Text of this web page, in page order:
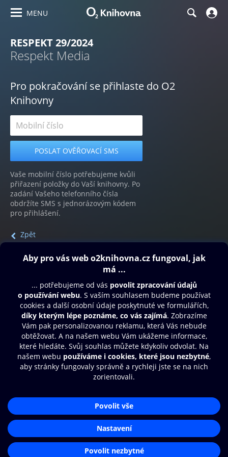
MENU
RESPEKT 29/2024
Respekt Media
Pro pokračování se přihlaste do O2
Knihovny
Vaše mobilní číslo potřebujeme kvůli
přiřazení položky do Vaší knihovny. Po
zadání Vašeho telefonního čísla
obdržíte SMS s jednorázovým kódem
pro přihlášení.
Zpět
Obsah ke stažení
Moje O2 Knihovna
Další zábava
© O2 Czech Republic a.s.
Přístupnost
Zásady zpracování osobních údajů
Nastavení cookies
Aplikace O2 Knihovna
Čti a poslouchej své e-knihy a
audioknihy rychleji a pohodlněji.